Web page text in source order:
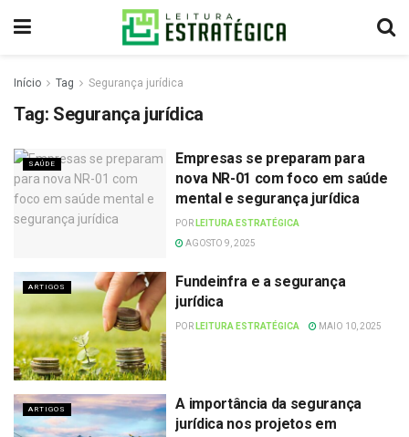
Início Tag Segurança jurídica
Tag: Segurança jurídica
SAÚDE
Empresas se preparam para
nova NR-01 com foco em saúde
mental e segurança jurídica
POR LEITURA ESTRATÉGICA
AGOSTO 9, 2025
ARTIGOS
Fundeinfra e a segurança
jurídica
POR LEITURA ESTRATÉGICA MAIO 10, 2025
ARTIGOS
A importância da segurança
jurídica nos projetos em